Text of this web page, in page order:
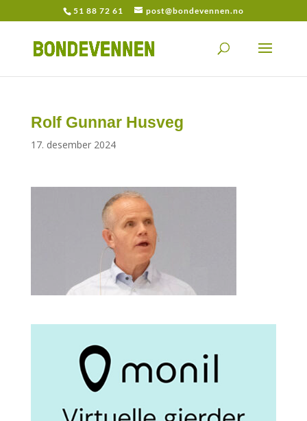
51 88 72 61 post@bondevennen.no
Rolf Gunnar Husveg
17. desember 2024